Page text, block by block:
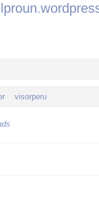
visorperu